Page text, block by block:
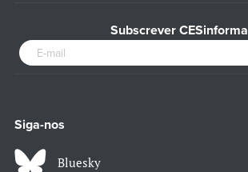
Subscrever CESinforma
Siga-nos
Bluesky